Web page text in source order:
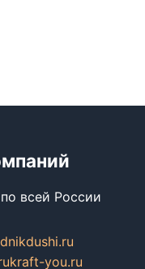
всей России
kraft-you.ru